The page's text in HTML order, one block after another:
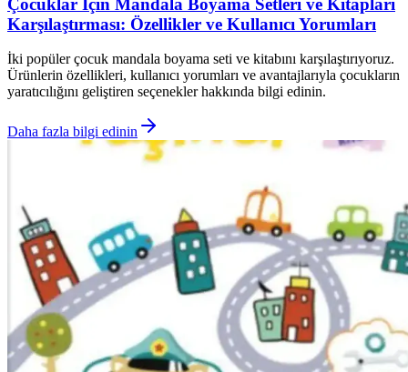
Karşılaştırması: Özellikler ve Kullanıcı Yorumları
İki popüler çocuk mandala boyama seti ve kitabını karşılaştırıyoruz.
Ürünlerin özellikleri, kullanıcı yorumları ve avantajlarıyla çocukların
yaratıcılığını geliştiren seçenekler hakkında bilgi edinin.
Daha fazla bilgi edinin